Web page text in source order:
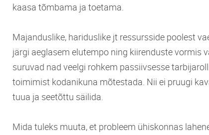
kaasa tõmbama ja toetama.
Majanduslike, hariduslike jt ressursside poolest
järgi aeglasem elutempo ning kiirenduste vormis
suruvad nad veelgi rohkem passiivsesse
toimimist kodanikuna mõtestada. Nii ei pruugi
tuua ja seetõttu säilida.
Mida tuleks muuta, et probleem ühiskonnas